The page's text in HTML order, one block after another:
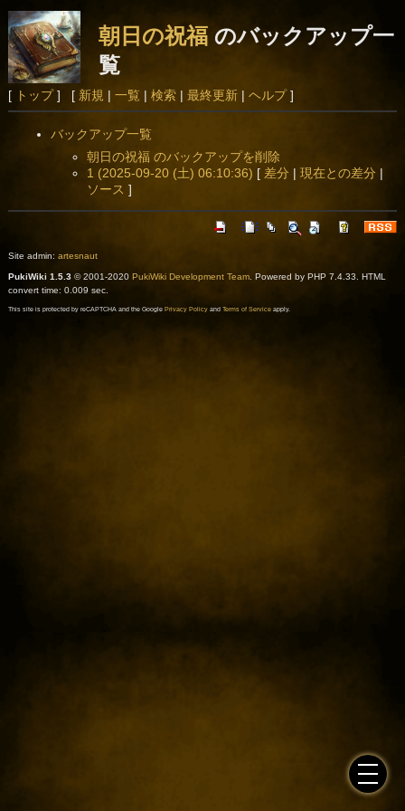
朝日の祝福のバックアップ一
覧
[ トップ] [ 新規 | 一覧 | 検索| 最終更新| ヘルプ]
バックアップ一覧
朝日の祝福 のバックアップを削除
1 (2025-09-20 (土) 06:10:36) [ 差分 |現在との差分 |
ソース ]
Site admin: artesnaut
PukiWiki 1.5.3© 2001-2020 PukiWiki Development Team. Powered by PHP 7.4.33. HTML
convert time: 0.009 sec.
This site is protected by reCAPTCHA and the Google Privacy Policyand Terms of Serviceapply.